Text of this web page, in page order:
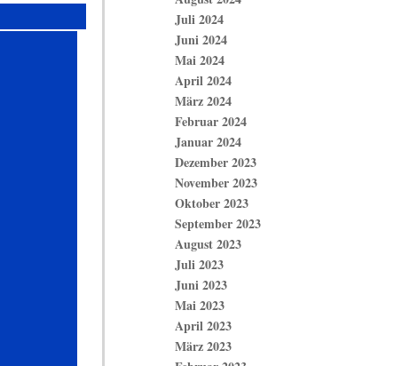
Juli 2024
Juni 2024
Mai 2024
April 2024
März 2024
Februar 2024
Januar 2024
Dezember 2023
November 2023
Oktober 2023
September 2023
August 2023
Juli 2023
Juni 2023
Mai 2023
April 2023
März 2023